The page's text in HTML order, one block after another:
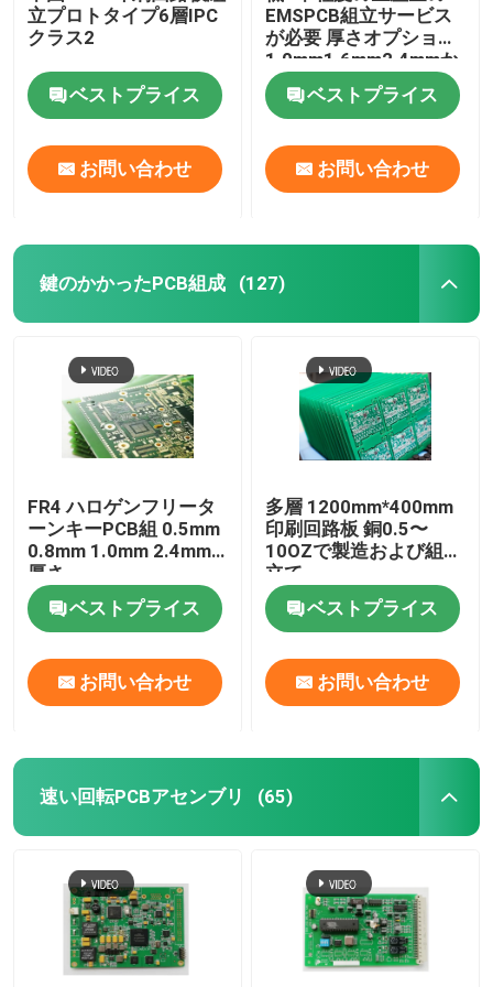
箱の造りアセンブリ
立プロトタイプ6層IPC
クラス2
ベストプライス
お問い合わせ
EMSPCB組立サービス
が必要 厚さオプション
1.0mm1.6mm2.4mmか
ら選択
ベストプライス
お問い合わせ
鍵のかかったPCB組成 (127)
FR4 ハロゲンフリータ
ーンキーPCB組 0.5mm
0.8mm 1.0mm 2.4mm
厚さ
ベストプライス
お問い合わせ
多層 1200mm*400mm
印刷回路板 銅0.5〜
10OZで製造および組み
立て
ベストプライス
お問い合わせ
速い回転PCBアセンブリ (65)